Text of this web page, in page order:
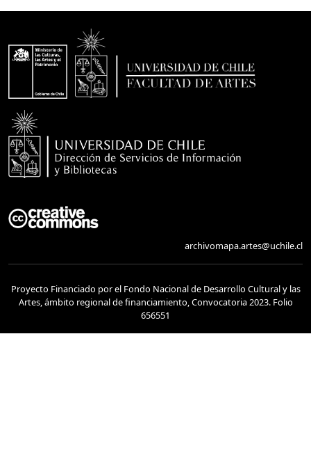
archivomapa.artes@uchile.cl
Proyecto Financiado por el Fondo Nacional de Desarrollo Cultural y las
Artes, ámbito regional de financiamiento, Convocatoria 2023. Folio
656551